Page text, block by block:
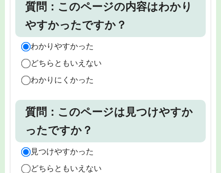
質問：このページの内容はわかり
やすかったですか？
わかりやすかった
どちらともいえない
わかりにくかった
質問：このページは見つけやすか
ったですか？
見つけやすかった
どちらともいえない